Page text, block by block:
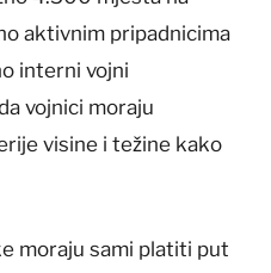
aktivnim pripadnicima
interni vojni
vojnici moraju
visine i težine kako
moraju sami platiti put